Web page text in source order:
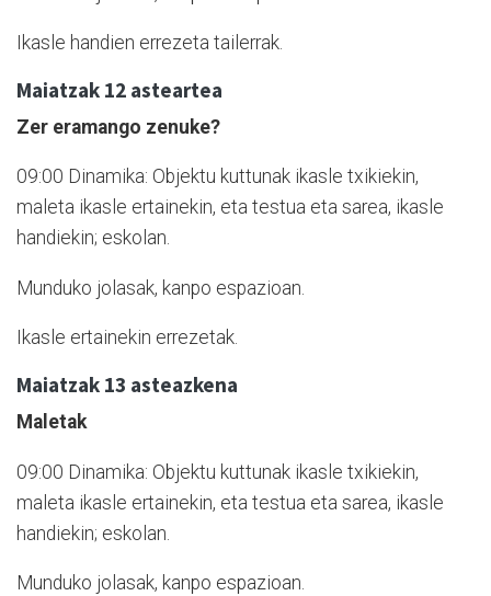
Ikasle handien errezeta tailerrak.
Maiatzak 12 asteartea
Zer eramango zenuke?
09:00 Dinamika: Objektu kuttunak ikasle txikiekin,
maleta ikasle ertainekin, eta testua eta sarea, ikasle
handiekin; eskolan.
Munduko jolasak, kanpo espazioan.
Ikasle ertainekin errezetak.
Maiatzak 13 asteazkena
Maletak
09:00 Dinamika: Objektu kuttunak ikasle txikiekin,
maleta ikasle ertainekin, eta testua eta sarea, ikasle
handiekin; eskolan.
Munduko jolasak, kanpo espazioan.